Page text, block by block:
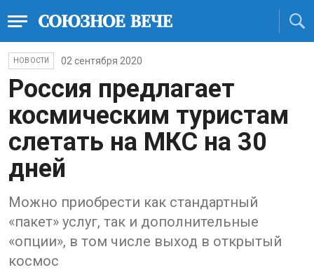
НОВОСТИ 02 сентября 2020
Россия предлагает
космическим туристам
слетать на МКС на 30
дней
Можно приобрести как стандартный
«пакет» услуг, так и дополнительные
«опции», в том числе выход в открытый
космос